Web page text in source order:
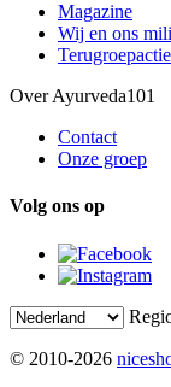
Magazine
Wij en ons
Over Ayurveda101
Contact
Onze groep
Volg ons op
© 2010-2026